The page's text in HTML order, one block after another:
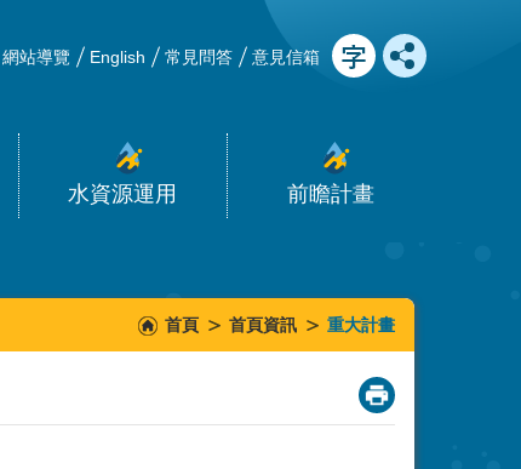
網站導覽 English 常見問答 意見信箱
水資源運用 前瞻計畫
首頁 首頁資訊 重大計畫
_